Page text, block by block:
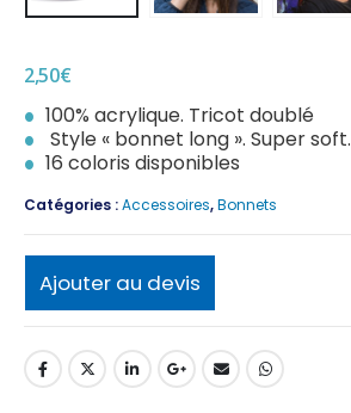
2,50€
100% acrylique. Tricot doublé
Style « bonnet long ». Super soft.
16 coloris disponibles
Catégories :Accessoires,Bonnets
Ajouter au devis